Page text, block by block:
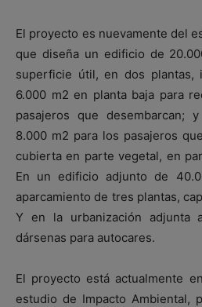
El proyecto es nuevamente del
que diseña un edificio de
superficie útil, en dos plantas,
6.000 m2 en planta baja para
pasajeros que desembarcan;
8.000 m2 para los pasajeros
cubierta en parte vegetal, en
En un edificio adjunto de
aparcamiento de tres plantas,
Y en la urbanización adjunta
dársenas para autocares.
El proyecto está actualmente
estudio de Impacto Ambiental,